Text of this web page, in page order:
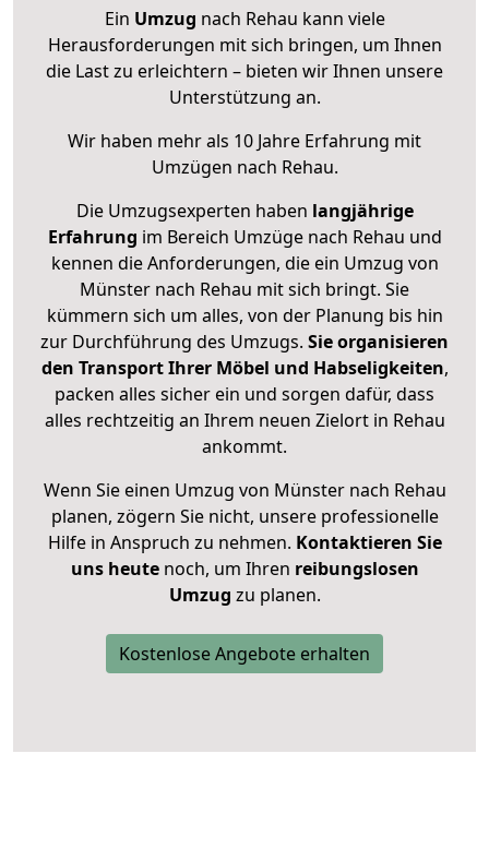
Ein Umzug nach Rehau kann viele
Herausforderungen mit sich bringen, um Ihnen
die Last zu erleichtern – bieten wir Ihnen unsere
Unterstützung an.
Wir haben mehr als 10 Jahre Erfahrung mit
Umzügen nach Rehau.
Die Umzugsexperten haben langjährige
Erfahrung im Bereich Umzüge nach Rehau und
kennen die Anforderungen, die ein Umzug von
Münster nach Rehau mit sich bringt. Sie
kümmern sich um alles, von der Planung bis hin
zur Durchführung des Umzugs. Sie organisieren
den Transport Ihrer Möbel und Habseligkeiten,
packen alles sicher ein und sorgen dafür, dass
alles rechtzeitig an Ihrem neuen Zielort in Rehau
ankommt.
Wenn Sie einen Umzug von Münster nach Rehau
planen, zögern Sie nicht, unsere professionelle
Hilfe in Anspruch zu nehmen. Kontaktieren Sie
uns heutenoch, um Ihren reibungslosen
Umzug zu planen.
Kostenlose Angebote erhalten